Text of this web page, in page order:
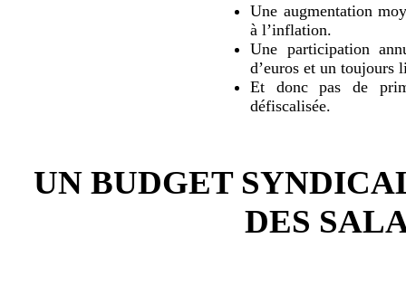
Une augmentation
à l’inflation.
Une participation
d’euros et un toujours
Et donc pas de
défiscalisée.
UN BUDGET
DES